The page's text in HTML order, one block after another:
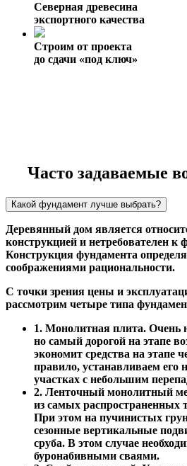
Северная древесина
экспортного качества
Строим от проекта
до сдачи «под ключ»
Часто задаваемые
Какой фундамент лучше выбрать?
Деревянный дом является
конструкцией и нетребователен к
Конструкция фундамента
соображениями рациональности.
С точки зрения цены и
рассмотрим четыре типа
1. Монолитная плита. Очень
но самый дорогой на этапе
экономит средства на этапе
правило, устанавливаем его
участках с небольшим
2. Ленточный монолитный
из самых распространенных
При этом на пучинистых
сезонные вертикальные
сруба. В этом случае
буронабивными сваями.